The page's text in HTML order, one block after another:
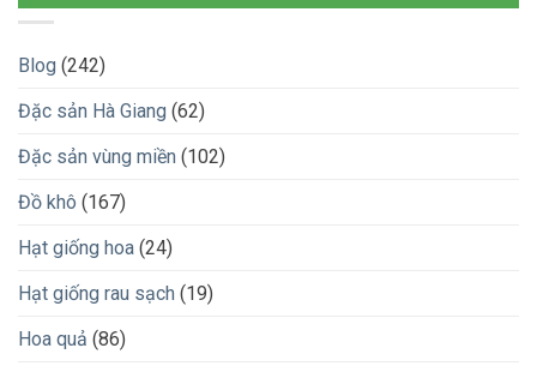
Blog (242)
Đặc sản Hà Giang (62)
Đặc sản vùng miền (102)
Đồ khô (167)
Hạt giống hoa (24)
Hạt giống rau sạch (19)
Hoa quả (86)